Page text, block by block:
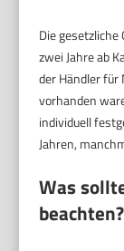
Die
zwei Jahre ab
der Händler für
vorhanden
individuell
Jahren,
Was
beachten?